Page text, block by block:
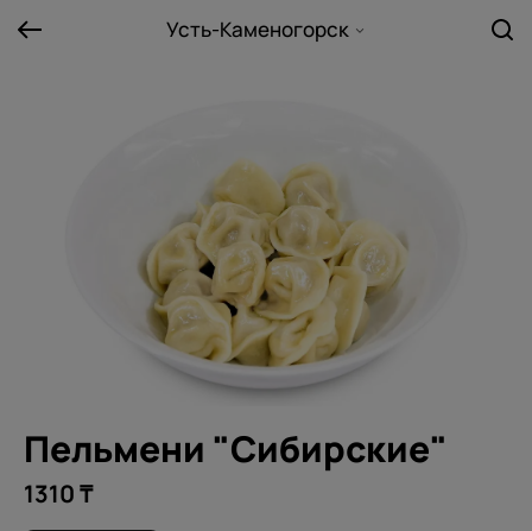
Усть-Каменогорск
Пельмени "Сибирские"
1310 ₸